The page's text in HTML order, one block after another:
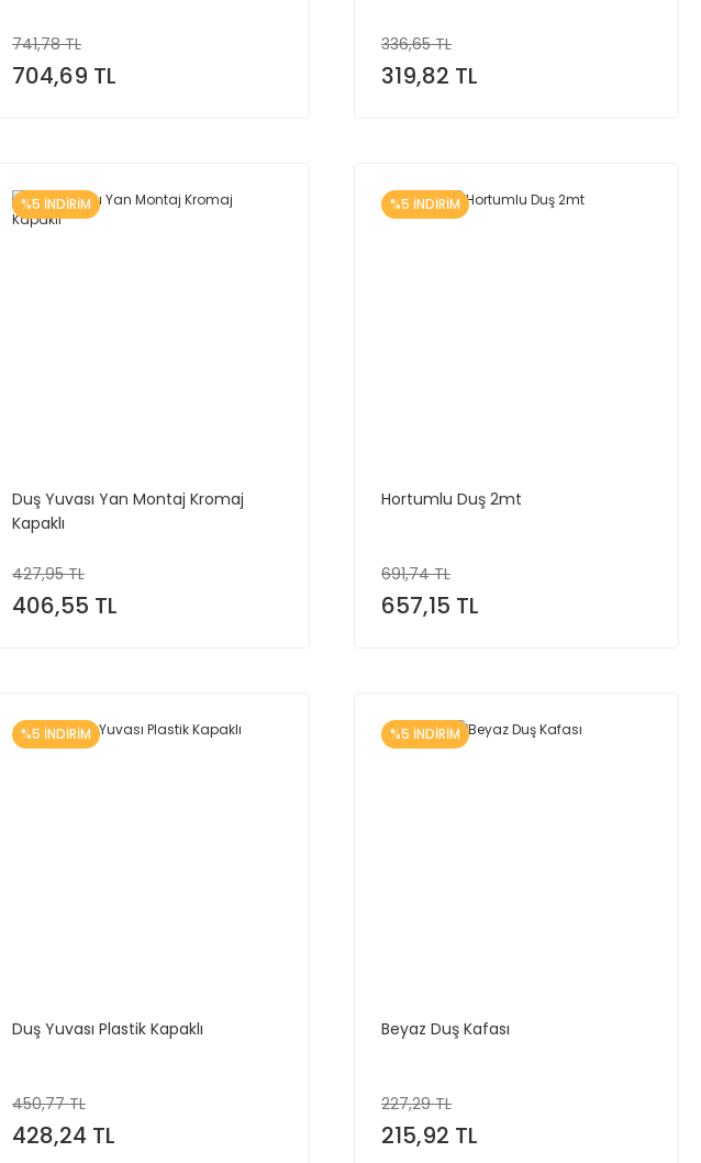
741,78 TL
704,69 TL
336,65 TL
319,82 TL
%5 İNDİRİM
Duş Yuvası Yan Montaj Kromaj
Kapaklı
427,95 TL
406,55 TL
%5 İNDİRİM
Hortumlu Duş 2mt
691,74 TL
657,15 TL
%5 İNDİRİM
Duş Yuvası Plastik Kapaklı
450,77 TL
428,24 TL
%5 İNDİRİM
Beyaz Duş Kafası
227,29 TL
215,92 TL